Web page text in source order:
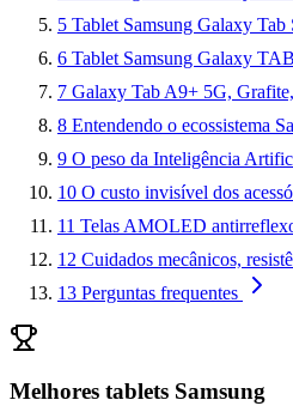
5 Tablet Samsung Galaxy
6 Tablet Samsung Galaxy
7 Galaxy Tab A9+ 5G,
8 Entendendo o ecossistema
9 O peso da Inteligência
10 O custo invisível dos
11 Telas AMOLED
12 Cuidados mecânicos,
13 Perguntas frequentes
Melhores tablets Samsung